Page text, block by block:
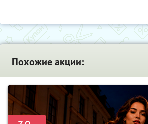
Похожие акции: